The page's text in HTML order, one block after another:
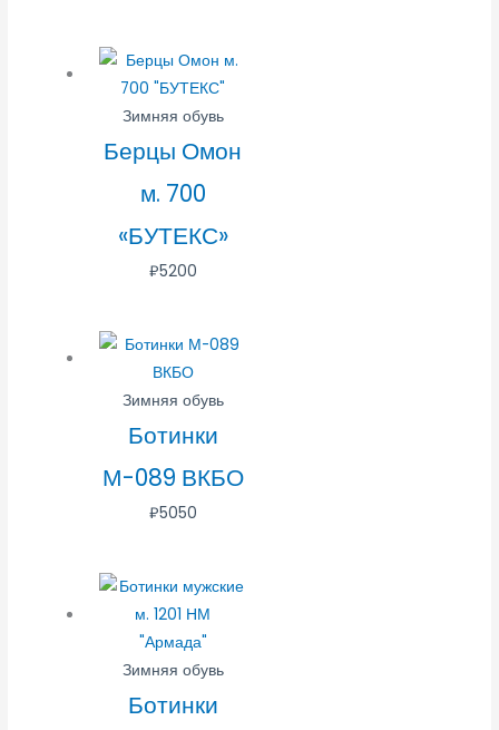
Зимняя обувь
Берцы Омон
м. 700
«БУТЕКС»
₽5200
Зимняя обувь
Ботинки
М-089 ВКБО
₽5050
Зимняя обувь
Ботинки